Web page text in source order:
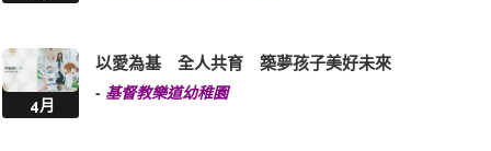
4月
以愛為基 全人共育 築夢孩子美好未來
- 基督教樂道幼稚園